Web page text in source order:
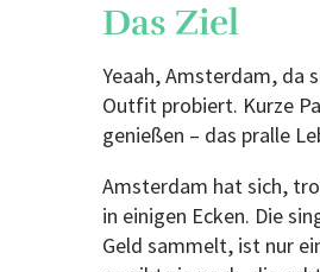
Das Ziel
Yeaah, Amsterdam, da
Outfit probiert. Kurze
genießen – das pralle
Amsterdam hat sich,
in einigen Ecken. Die
Geld sammelt, ist nur